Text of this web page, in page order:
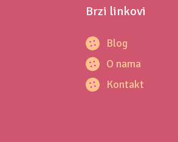
Brzi linkovi
Blog
O nama
Kontakt